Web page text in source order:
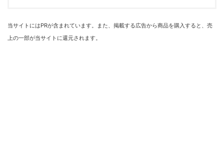
当サイトにはPRが含まれています。また、掲載する広告から商品を購入すると、売
上の一部が当サイトに還元されます。